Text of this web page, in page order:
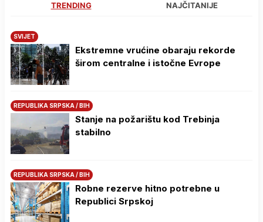
TRENDING NAJČITANIJE
SVIJET
Ekstremne vrućine obaraju rekorde
širom centralne i istočne Evrope
REPUBLIKA SRPSKA / BIH
Stanje na požarištu kod Trebinja
stabilno
REPUBLIKA SRPSKA / BIH
Robne rezerve hitno potrebne u
Republici Srpskoj